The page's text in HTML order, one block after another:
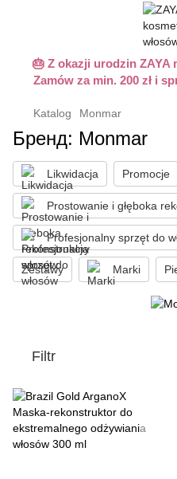
🎂 Z okazji urodzin ZAYA
Zamów za min. 200 zł i
Katalog Monmar
Бренд: Monmar
Likwidacja Promocje
Prostowanie i głęboka
Profesjonalny sprzęt do
Zestawy Marki
Filtr